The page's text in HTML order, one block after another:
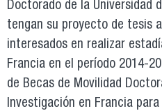
Doctorado de la Universidad
tengan su proyecto de tesis
interesados en realizar
Francia en el período 2014-
de Becas de Movilidad
Investigación en Francia